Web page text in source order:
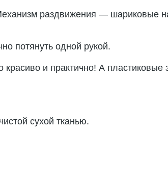
раздвижения — шариковые
потянуть одной рукой.
и практично! А пластиковые
сухой тканью.